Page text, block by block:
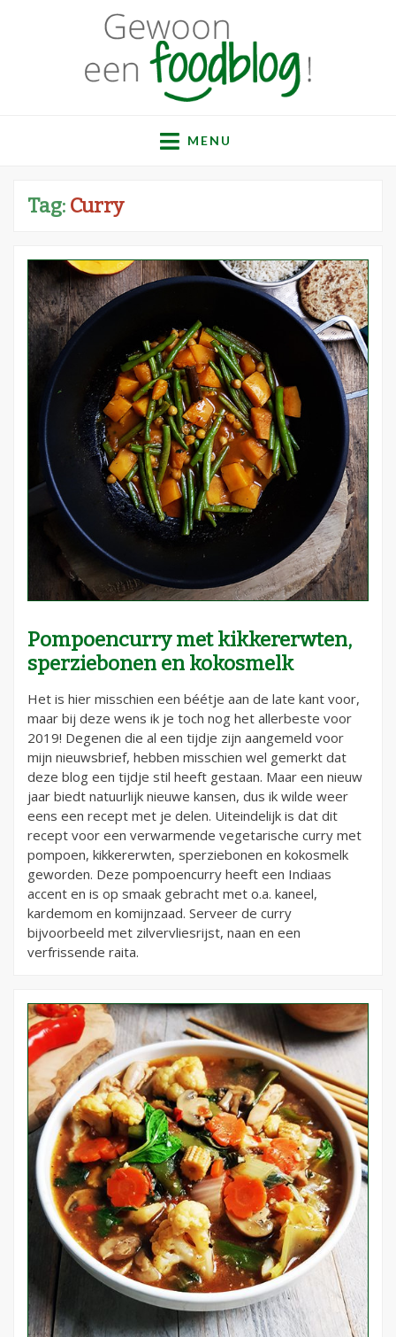
Gewoon een
foodblog!
recepten
MENU
Tag: Curry
Pompoencurry met kikkererwten,
sperziebonen en kokosmelk
Het is hier misschien een béétje aan de late kant voor,
maar bij deze wens ik je toch nog het allerbeste voor
2019! Degenen die al een tijdje zijn aangemeld voor
mijn nieuwsbrief, hebben misschien wel gemerkt dat
deze blog een tijdje stil heeft gestaan. Maar een nieuw
jaar biedt natuurlijk nieuwe kansen, dus ik wilde weer
eens een recept met je delen. Uiteindelijk is dat dit
recept voor een verwarmende vegetarische curry met
pompoen, kikkererwten, sperziebonen en kokosmelk
geworden. Deze pompoencurry heeft een Indiaas
accent en is op smaak gebracht met o.a. kaneel,
kardemom en komijnzaad. Serveer de curry
bijvoorbeeld met zilvervliesrijst, naan en een
verfrissende raita.